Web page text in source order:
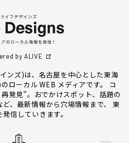
by ALIVE
ンズ)は、名古屋を中心とした東海
ローカル WEB メディアです。 コ
発見”。おでかけスポット、話題の
、最新情報から穴場情報まで、 東
信していきます。